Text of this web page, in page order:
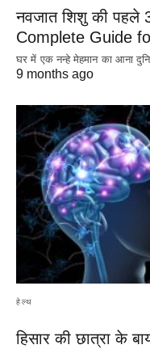
नवजात शिशु की पहले
Complete Guide
घर में एक नन्हे मेहमान का आना
9 months ago
हेल्थ
हिसार की छात्रा के